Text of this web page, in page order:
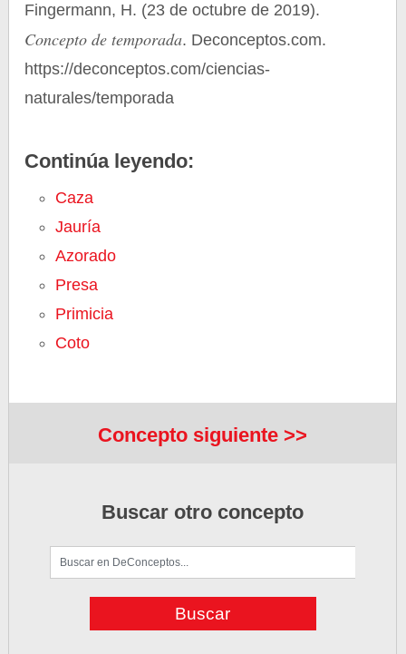
Fingermann, H. (23 de octubre de 2019).
Concepto de temporada. Deconceptos.com.
https://deconceptos.com/ciencias-
naturales/temporada
Continúa leyendo:
Caza
Jauría
Azorado
Presa
Primicia
Coto
Concepto siguiente >>
Buscar otro concepto